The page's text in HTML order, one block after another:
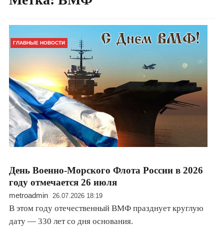
ГЛАВНЫЕ НОВОСТИ
День Военно-Морского Флота России в 2026
году отмечается 26 июля
metroadmin 26.07.2026 18:19
В этом году отечественный ВМФ празднует круглую
дату — 330 лет со дня основания.